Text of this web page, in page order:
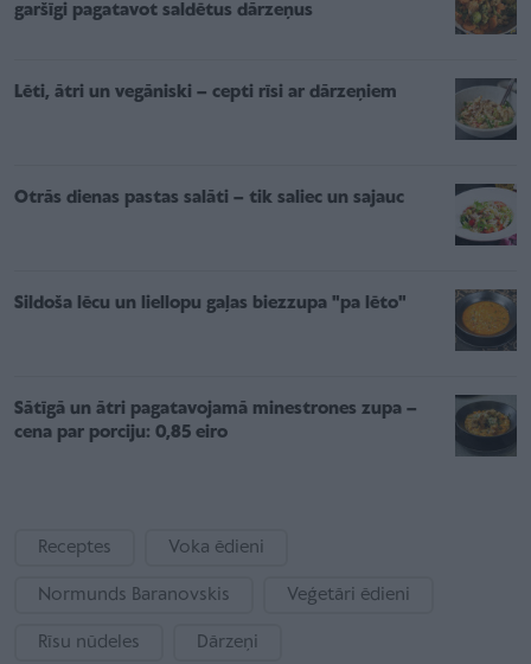
garšīgi pagatavot saldētus dārzeņus
Lēti, ātri un vegāniski – cepti rīsi ar dārzeņiem
Otrās dienas pastas salāti – tik saliec un sajauc
Sildoša lēcu un liellopu gaļas biezzupa "pa lēto"
Sātīgā un ātri pagatavojamā minestrones zupa –
cena par porciju: 0,85 eiro
Receptes Voka ēdieni
Normunds Baranovskis Veģetāri ēdieni
Rīsu nūdeles Dārzeņi